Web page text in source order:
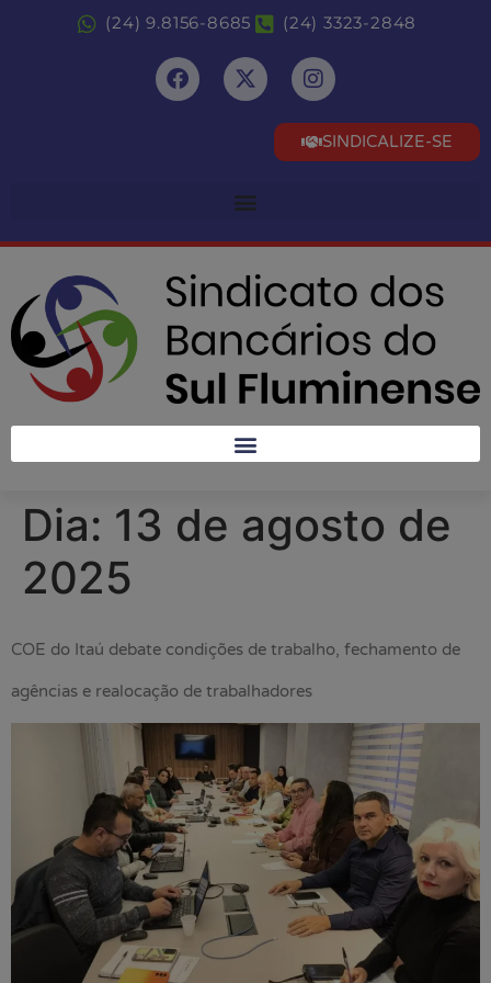
(24) 9.8156-8685 (24) 3323-2848
SINDICALIZE-SE
Dia: 13 de agosto de
2025
COE do Itaú debate condições de trabalho, fechamento de
agências e realocação de trabalhadores